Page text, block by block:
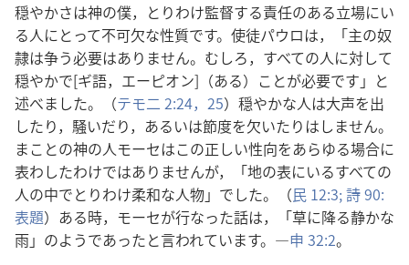
穏やかさは神の僕，とりわけ監督する責任のある立場にい
る人にとって不可欠な性質です。使徒パウロは，「主の奴
隷は争う必要はありません。むしろ，すべての人に対して
穏やかで[ギ語，エーピオン]（ある）ことが必要です」と
述べました。（テモ二 2:24，25）穏やかな人は大声を出
したり，騒いだり，あるいは節度を欠いたりはしません。
まことの神の人モーセはこの正しい性向をあらゆる場合に
表わしたわけではありませんが，「地の表にいるすべての
人の中でとりわけ柔和な人物」でした。（民 12:3;詩 90:
表題）ある時，モーセが行なった話は，「草に降る静かな
雨」のようであったと言われています。―申 32:2。